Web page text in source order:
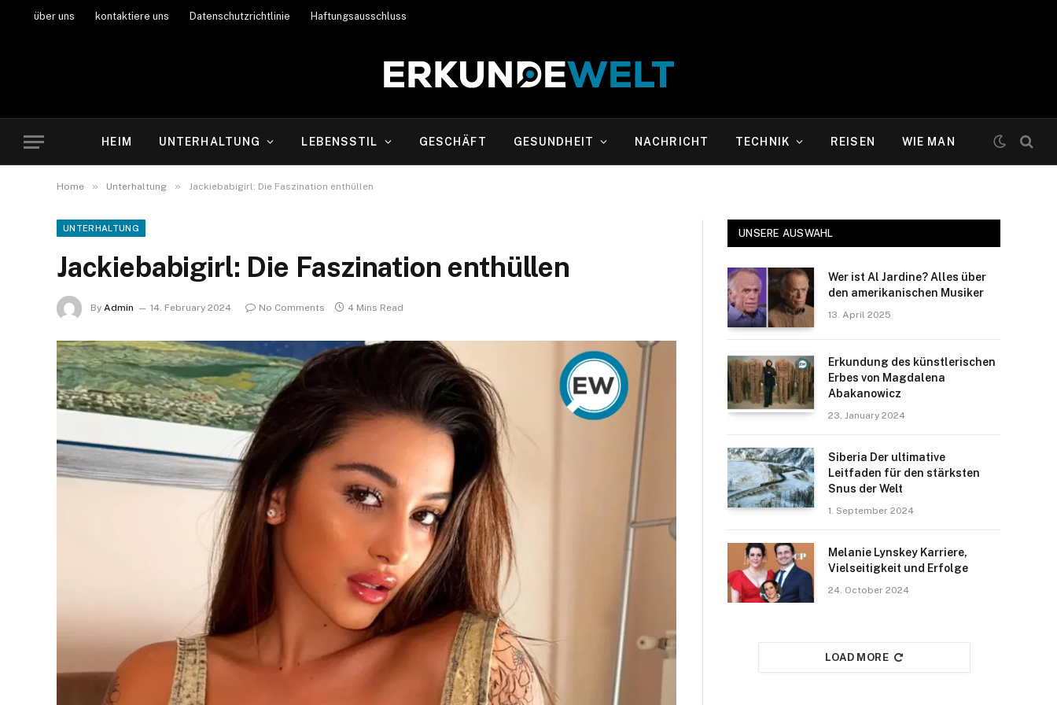
über uns kontaktiere uns Datenschutzrichtlinie Haftungsausschluss
HEIM UNTERHALTUNG LEBENSSTIL GESCHÄFT GESUNDHEIT NACHRICHT TECHNIK REISEN WIE MAN
Home » Unterhaltung » Jackiebabigirl: Die Faszination enthüllen
UNTERHALTUNG
Jackiebabigirl: Die Faszination enthüllen
By Admin 14. February 2024 No Comments 4 Mins Read
UNSERE AUSWAHL
Wer ist Al Jardine? Alles über
den amerikanischen Musiker
13. April 2025
Erkundung des künstlerischen
Erbes von Magdalena
Abakanowicz
23. January 2024
Siberia Der ultimative
Leitfaden für den stärksten
Snus der Welt
1. September 2024
Melanie Lynskey Karriere,
Vielseitigkeit und Erfolge
24. October 2024
LOAD MORE